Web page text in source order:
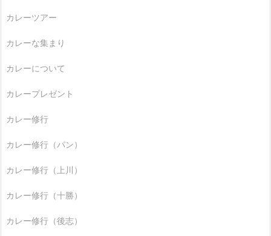
カレーツアー
カレーな集まり
カレーについて
カレープレゼント
カレー修行
カレー修行（パン）
カレー修行（上川）
カレー修行（十勝）
カレー修行（後志）